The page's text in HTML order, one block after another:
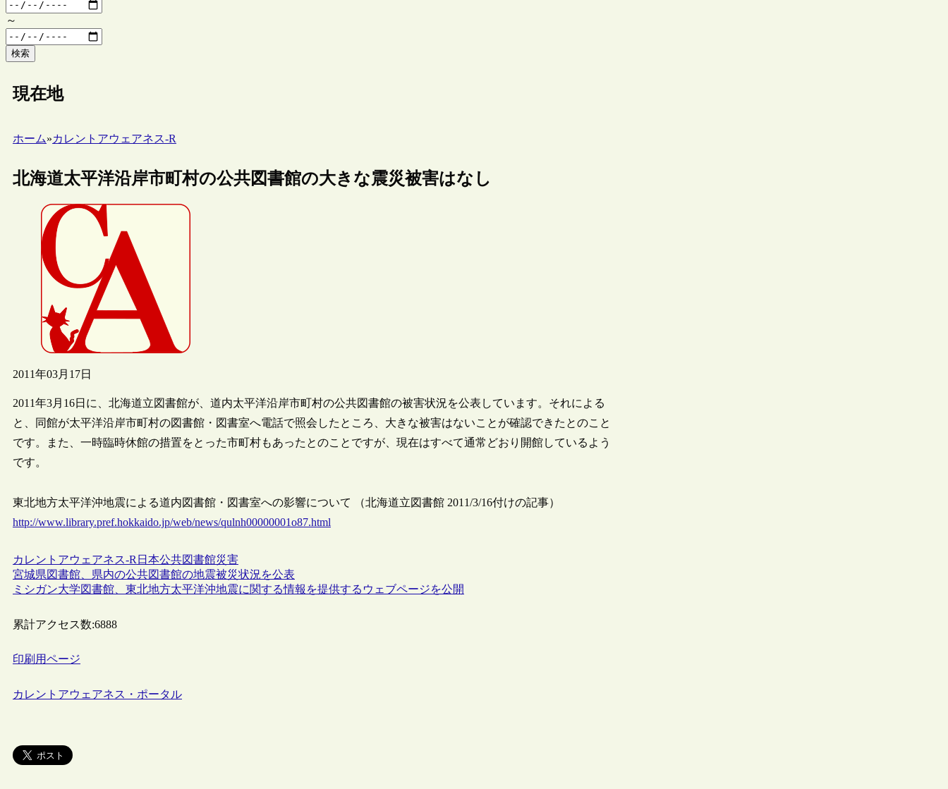
～
検索
現在地
ホーム»カレントアウェアネス-R
北海道太平洋沿岸市町村の公共図書館の大きな震災被害はなし
2011年03月17日
2011年3月16日に、北海道立図書館が、道内太平洋沿岸市町村の公共図書館の被害状況を公表しています。それによる
と、同館が太平洋沿岸市町村の図書館・図書室へ電話で照会したところ、大きな被害はないことが確認できたとのこと
です。また、一時臨時休館の措置をとった市町村もあったとのことですが、現在はすべて通常どおり開館しているよう
です。
東北地方太平洋沖地震による道内図書館・図書室への影響について （北海道立図書館 2011/3/16付けの記事）
http://www.library.pref.hokkaido.jp/web/news/qulnh00000001o87.html
カレントアウェアネス-R 日本公共図書館災害
宮城県図書館、県内の公共図書館の地震被災状況を公表
ミシガン大学図書館、東北地方太平洋沖地震に関する情報を提供するウェブページを公開
累計アクセス数:6888
印刷用ページ
カレントアウェアネス・ポータル